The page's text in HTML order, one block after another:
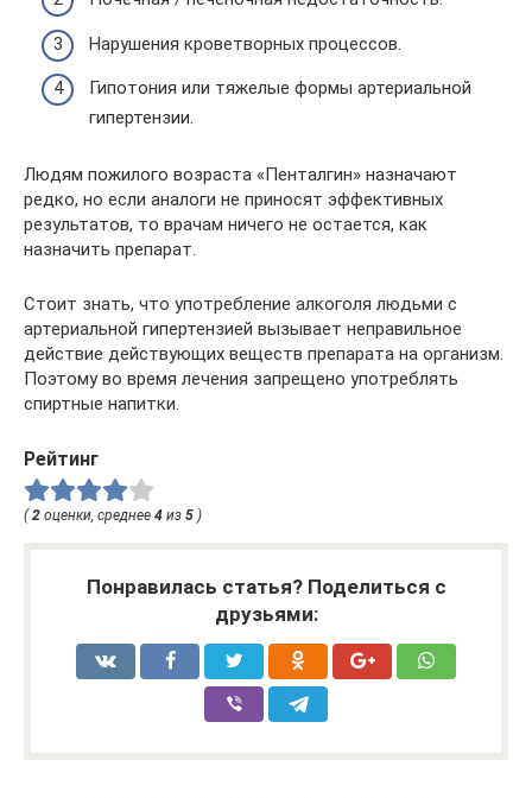
Нарушения кроветворных процессов.
Гипотония или тяжелые формы артериальной
гипертензии.
Людям пожилого возраста «Пенталгин» назначают
редко, но если аналоги не приносят эффективных
результатов, то врачам ничего не остается, как
назначить препарат.
Стоит знать, что употребление алкоголя людьми с
артериальной гипертензией вызывает неправильное
действие действующих веществ препарата на организм.
Поэтому во время лечения запрещено употреблять
спиртные напитки.
Рейтинг
(2 оценки, среднее 4 из 5 )
Понравилась статья? Поделиться с
друзьями: